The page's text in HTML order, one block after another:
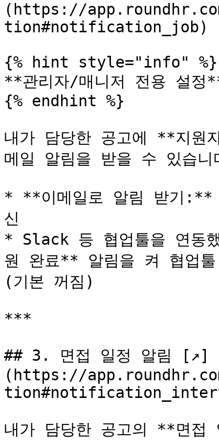
(https://
tion#notification_job)
{% hint style="info" %}
**관리자/매니저 전용 설정
{% endhint %}
내가 담당한 공고에 **지원
메일 알림을 받을 수 있습
* **이메일로 알림 받기:**
신
* Slack 등 협업툴을 연동
원 완료** 알림을 켜 협업
(기본 꺼짐)
***
## 3. 면접 일정 알림 [↗]
(https://
내가 담당한 공고의 **면접